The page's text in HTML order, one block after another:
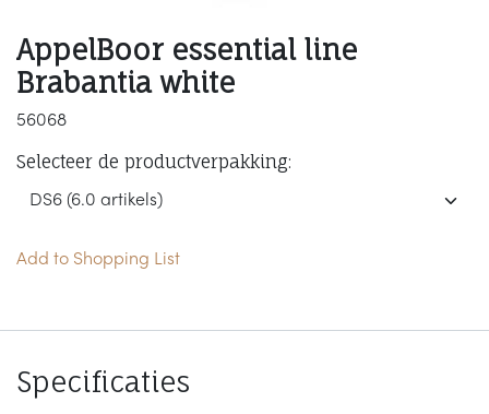
AppelBoor essential line
Brabantia white
56068
Selecteer de productverpakking:
Add to Shopping List
Specificaties